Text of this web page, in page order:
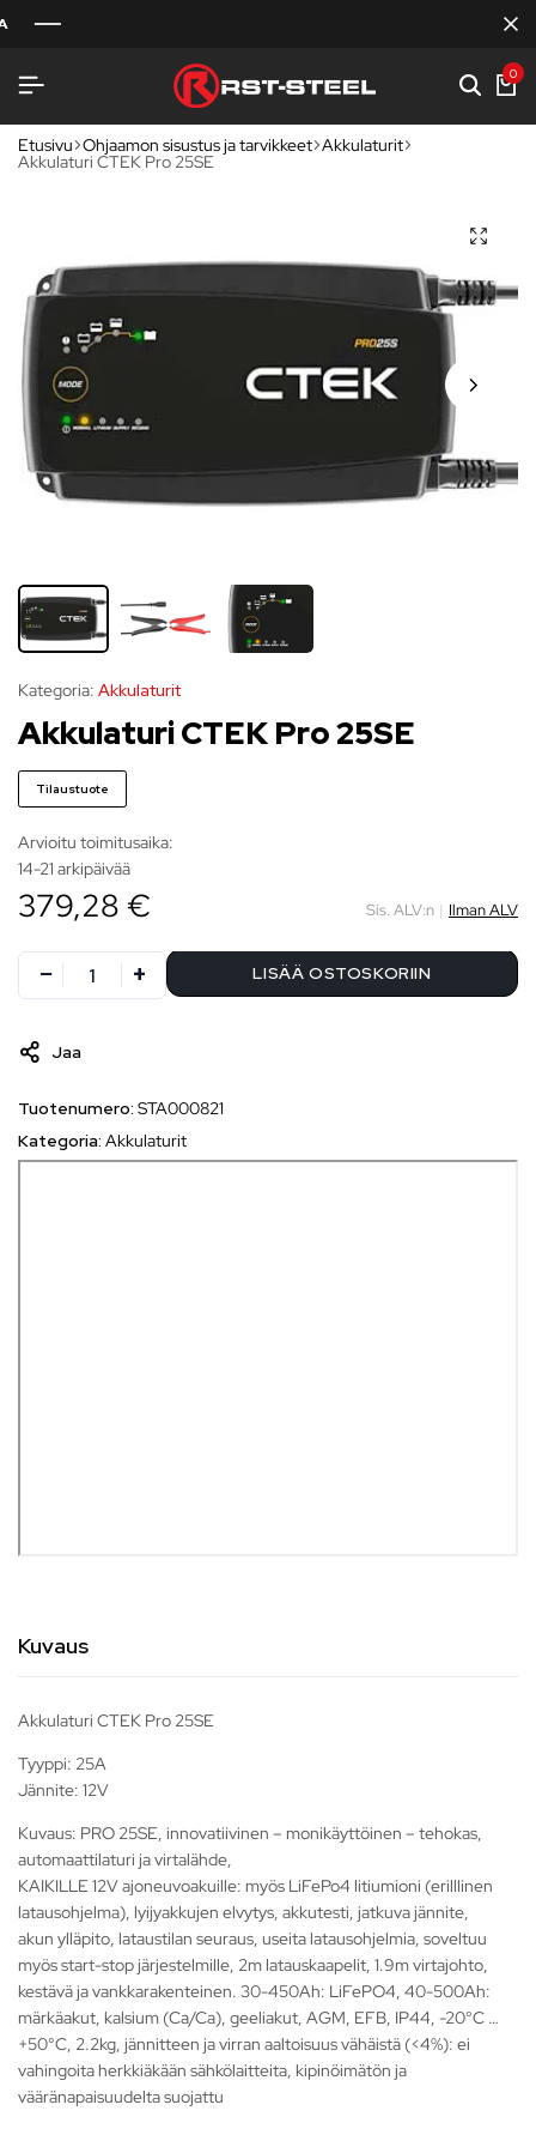
0
Etusivu Ohjaamon sisustus ja tarvikkeet Akkulaturit
Akkulaturi CTEK Pro 25SE
Kategoria: Akkulaturit
Akkulaturi CTEK Pro 25SE
Tilaustuote
Arvioitu toimitusaika:
14-21 arkipäivää
379,28 € Sis. ALV:n | Ilman ALV
LISÄÄ OSTOSKORIIN
Jaa
Tuotenumero: STA000821
Kategoria: Akkulaturit
Kuvaus
Akkulaturi CTEK Pro 25SE
Tyyppi: 25A
Jännite: 12V
Kuvaus: PRO 25SE, innovatiivinen – monikäyttöinen – tehokas,
automaattilaturi ja virtalähde,
KAIKILLE 12V ajoneuvoakuille: myös LiFePo4 litiumioni (erilllinen
latausohjelma), lyijyakkujen elvytys, akkutesti, jatkuva jännite,
akun ylläpito, lataustilan seuraus, useita latausohjelmia, soveltuu
myös start-stop järjestelmille, 2m latauskaapelit, 1.9m virtajohto,
kestävä ja vankkarakenteinen. 30-450Ah: LiFePO4, 40-500Ah:
märkäakut, kalsium (Ca/Ca), geeliakut, AGM, EFB, IP44, -20°C …
+50°C, 2.2kg, jännitteen ja virran aaltoisuus vähäistä (<4%): ei
vahingoita herkkiäkään sähkölaitteita, kipinöimätön ja
vääränapaisuudelta suojattu